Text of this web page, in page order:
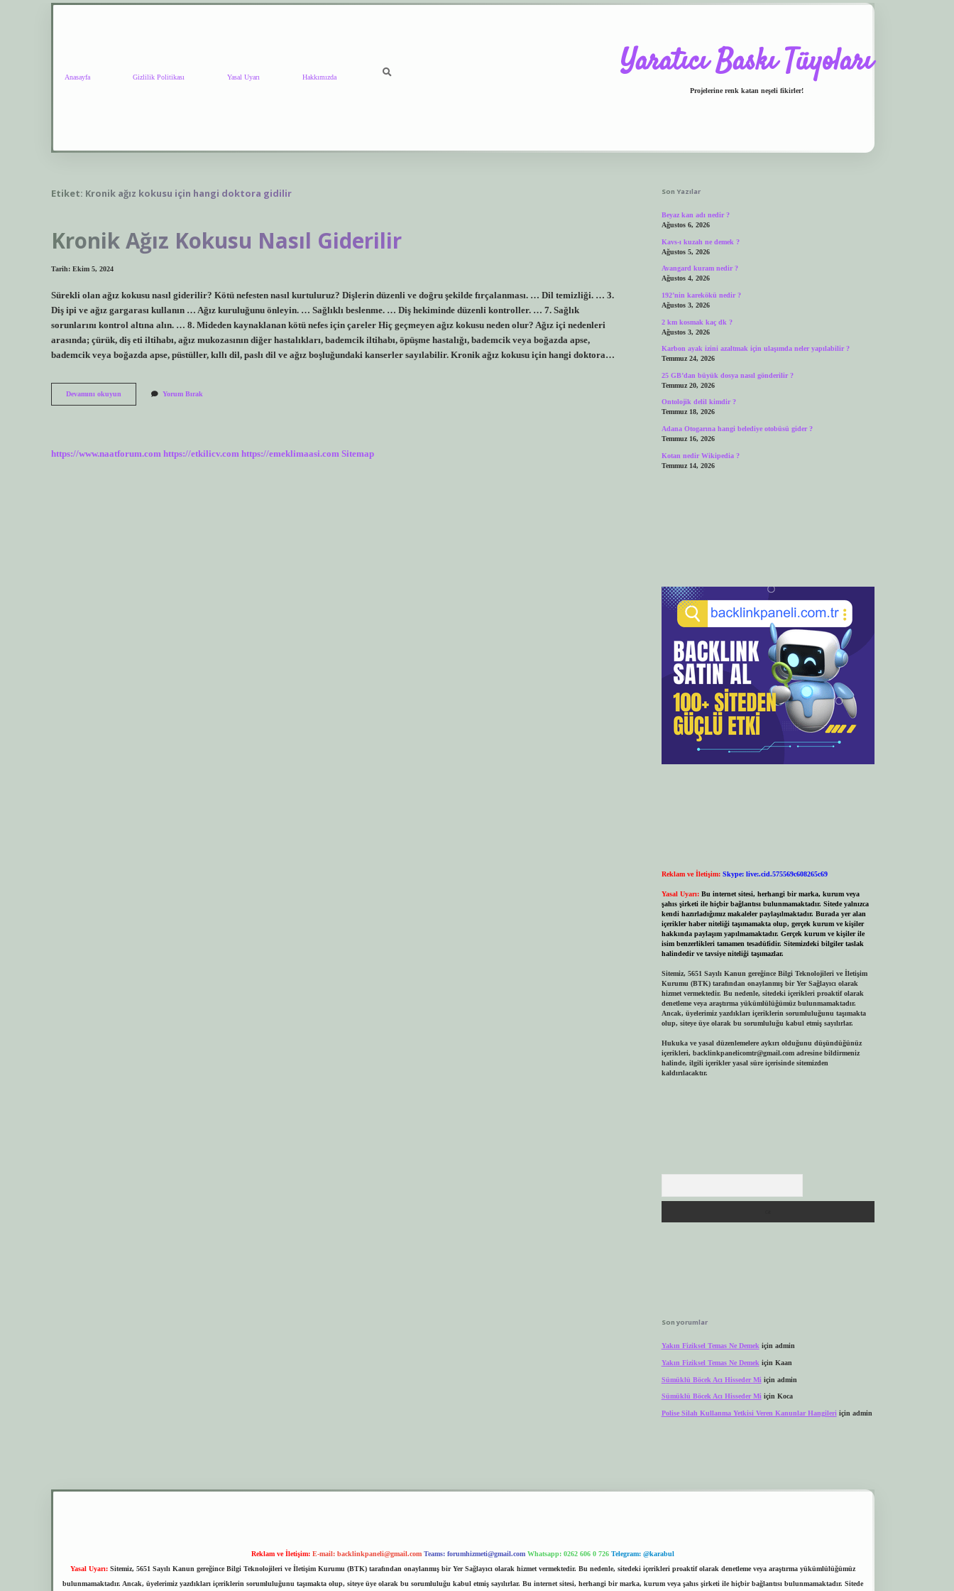
Anasayfa Gizlilik Politikası Yasal Uyarı Hakkımızda Yaratıcı Baskı Tüyoları
Projelerine renk katan neşeli fikirler!
Etiket: Kronik ağız kokusu için hangi doktora gidilir
Kronik Ağız Kokusu Nasıl Giderilir
Tarih: Ekim 5, 2024
Sürekli olan ağız kokusu nasıl giderilir? Kötü nefesten nasıl kurtuluruz? Dişlerin düzenli ve doğru şekilde fırçalanması. … Dil temizliği. … 3.
Diş ipi ve ağız gargarası kullanın … Ağız kuruluğunu önleyin. … Sağlıklı beslenme. … Diş hekiminde düzenli kontroller. … 7. Sağlık
sorunlarını kontrol altına alın. … 8. Mideden kaynaklanan kötü nefes için çareler Hiç geçmeyen ağız kokusu neden olur? Ağız içi nedenleri
arasında; çürük, diş eti iltihabı, ağız mukozasının diğer hastalıkları, bademcik iltihabı, öpüşme hastalığı, bademcik veya boğazda apse,
bademcik veya boğazda apse, püstüller, kıllı dil, paslı dil ve ağız boşluğundaki kanserler sayılabilir. Kronik ağız kokusu için hangi doktora…
Devamını okuyun
Ağız
Yorum Bırak
https://www.naatforum.com https://etkilicv.com https://emeklimaasi.com Sitemap
Son Yazılar
Beyaz kan adı nedir ?
Ağustos 6, 2026
Kavs-ı kuzah ne demek ?
Ağustos 5, 2026
Avangard kuram nedir ?
Ağustos 4, 2026
192’nin karekökü nedir ?
Ağustos 3, 2026
2 km kosmak kaç dk ?
Ağustos 3, 2026
Karbon ayak izini azaltmak için ulaşımda neler yapılabilir ?
Temmuz 24, 2026
25 GB’dan büyük dosya nasıl gönderilir ?
Temmuz 20, 2026
Ontolojik delil kimdir ?
Temmuz 18, 2026
Adana Otogarına hangi belediye otobüsü gider ?
Temmuz 16, 2026
Kotan nedir Wikipedia ?
Temmuz 14, 2026
Reklam ve İletişim: Skype: live:.cid.575569c608265c69
Yasal Uyarı: Bu internet sitesi, herhangi bir marka, kurum veya
şahıs şirketi ile hiçbir bağlantısı bulunmamaktadır. Sitede yalnızca
kendi hazırladığımız makaleler paylaşılmaktadır. Burada yer alan
içerikler haber niteliği taşımamakta olup, gerçek kurum ve kişiler
hakkında paylaşım yapılmamaktadır. Gerçek kurum ve kişiler ile
isim benzerlikleri tamamen tesadüfidir. Sitemizdeki bilgiler taslak
halindedir ve tavsiye niteliği taşımazlar.
Sitemiz, 5651 Sayılı Kanun gereğince Bilgi Teknolojileri ve İletişim
Kurumu (BTK) tarafından onaylanmış bir Yer Sağlayıcı olarak
hizmet vermektedir. Bu nedenle, sitedeki içerikleri proaktif olarak
denetleme veya araştırma yükümlülüğümüz bulunmamaktadır.
Ancak, üyelerimiz yazdıkları içeriklerin sorumluluğunu taşımakta
olup, siteye üye olarak bu sorumluluğu kabul etmiş sayılırlar.
Hukuka ve yasal düzenlemelere aykırı olduğunu düşündüğünüz
içerikleri, backlinkpanelicomtr@gmail.comadresine bildirmeniz
halinde, ilgili içerikler yasal süre içerisinde sitemizden
kaldırılacaktır.
Son yorumlar
Yakın Fiziksel Temas Ne Demekiçin admin
Yakın Fiziksel Temas Ne Demek için Kaan
Sümüklü Böcek Acı Hisseder Mi için admin
Sümüklü Böcek Acı Hisseder Mi için Koca
Polise Silah Kullanma Yetkisi Veren Kanunlar Hangileri için admin
Reklam ve İletişim: E-mail: backlinkpaneli@gmail.com Teams: forumhizmeti@gmail.com Whatsapp: 0262 606 0 726 Telegram: @karabul
Yasal Uyarı: Sitemiz, 5651 Sayılı Kanun gereğince Bilgi Teknolojileri ve İletişim Kurumu (BTK) tarafından onaylanmış bir Yer Sağlayıcı olarak hizmet vermektedir. Bu nedenle, sitedeki içerikleri proaktif olarak denetleme veya araştırma yükümlülüğümüz
bulunmamaktadır. Ancak, üyelerimiz yazdıkları içeriklerin sorumluluğunu taşımakta olup, siteye üye olarak bu sorumluluğu kabul etmiş sayılırlar. Bu internet sitesi, herhangi bir marka, kurum veya şahıs şirketi ile hiçbir bağlantısı bulunmamaktadır. Sitede